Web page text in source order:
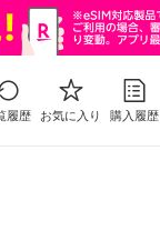
履歴 お気に入り 購入履歴